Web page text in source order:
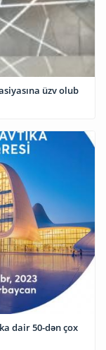
üzv olub
dair 50-dən çox